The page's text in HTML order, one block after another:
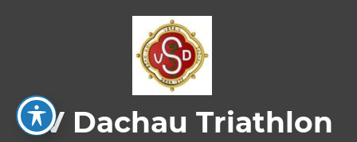
SV Dachau Triathlon